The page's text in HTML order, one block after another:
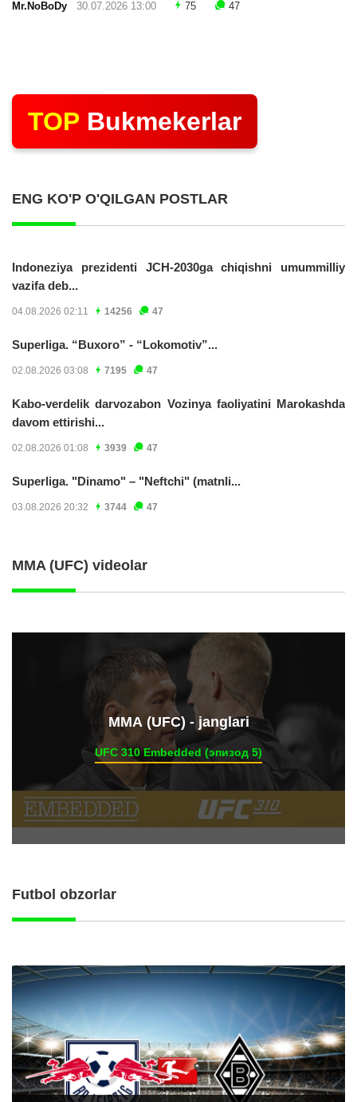
Mr.NoBoDy 30.07.2026 13:00 75 47
TOP Bukmekerlar
ENG KO'P O'QILGAN POSTLAR
Indoneziya prezidenti JCH-2030ga chiqishni umummilliy
vazifa deb...
04.08.2026 02:11 14256 47
Superliga. “Buxoro” - “Lokomotiv”...
02.08.2026 03:08 7195 47
Kabo-verdelik darvozabon Vozinya faoliyatini Marokashda
davom ettirishi...
02.08.2026 01:08 3939 47
Superliga. "Dinamo" – "Neftchi" (matnli...
03.08.2026 20:32 3744 47
MMA (UFC) videolar
ММА (UFC) - janglari
UFC 310 Embedded (эпизод 5)
Futbol obzorlar